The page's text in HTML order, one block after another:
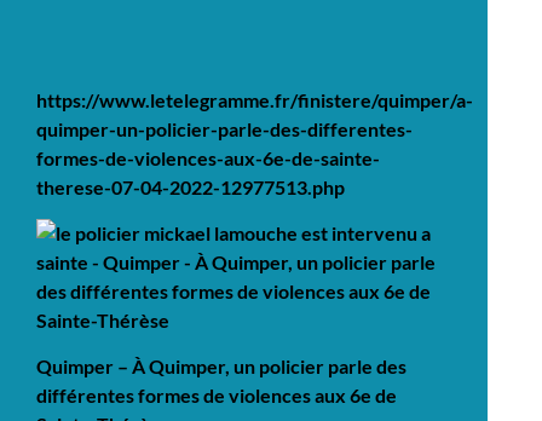
https://www.letelegramme.fr/finistere/quimper/a-
quimper-un-policier-parle-des-differentes-
formes-de-violences-aux-6e-de-sainte-
therese-07-04-2022-12977513.php
Quimper – À Quimper, un policier parle des
différentes formes de violences aux 6e de